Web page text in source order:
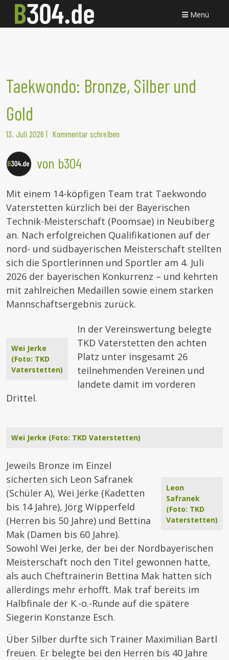
Menü
Taekwondo: Bronze, Silber und
Gold
13. Juli 2026 | Kommentar schreiben
von b304
Mit einem 14-köpfigen Team trat Taekwondo
Vaterstetten kürzlich bei der Bayerischen
Technik-Meisterschaft (Poomsae) in Neubiberg
an. Nach erfolgreichen Qualifikationen auf der
nord- und südbayerischen Meisterschaft stellten
sich die Sportlerinnen und Sportler am 4. Juli
2026 der bayerischen Konkurrenz – und kehrten
mit zahlreichen Medaillen sowie einem starken
Mannschaftsergebnis zurück.
Wei Jerke
(Foto: TKD
Vaterstetten)
In der Vereinswertung belegte
TKD Vaterstetten den achten
Platz unter insgesamt 26
teilnehmenden Vereinen und
landete damit im vorderen
Drittel.
Wei Jerke (Foto: TKD Vaterstetten)
Leon
Safranek
(Foto: TKD
Vaterstetten)
Jeweils Bronze im Einzel
sicherten sich Leon Safranek
(Schüler A), Wei Jerke (Kadetten
bis 14 Jahre), Jörg Wipperfeld
(Herren bis 50 Jahre) und Bettina
Mak (Damen bis 60 Jahre).
Sowohl Wei Jerke, der bei der Nordbayerischen
Meisterschaft noch den Titel gewonnen hatte,
als auch Cheftrainerin Bettina Mak hatten sich
allerdings mehr erhofft. Mak traf bereits im
Halbfinale der K.-o.-Runde auf die spätere
Siegerin Konstanze Esch.
Über Silber durfte sich Trainer Maximilian Bartl
freuen. Er belegte bei den Herren bis 40 Jahre